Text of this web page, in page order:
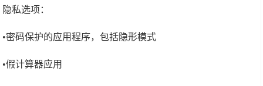
隐私选项：
•密码保护的应用程序，包括隐形模式
•假计算器应用